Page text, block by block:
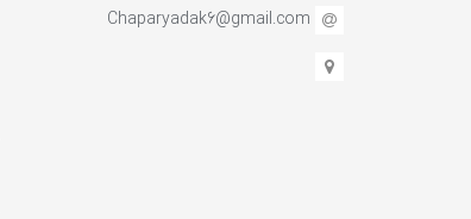
Chaparyadak6@gmail.com